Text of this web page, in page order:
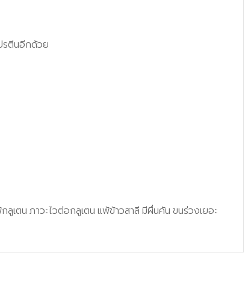
รตีนอีกด้วย
เตน ภาวะไวต่อกลูเตน แพ้ข้าวสาลี มีผื่นคัน ขนร่วงเยอะ